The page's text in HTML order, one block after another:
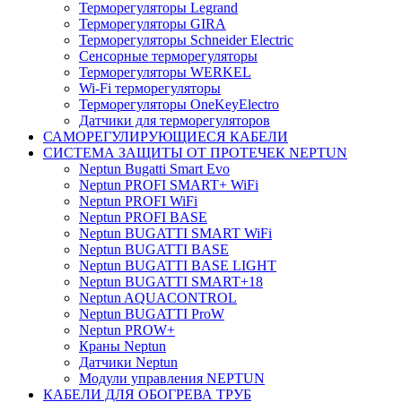
Терморегуляторы Legrand
Терморегуляторы GIRA
Терморегуляторы Schneider Electric
Сенсорные терморегуляторы
Терморегуляторы WERKEL
Wi-Fi терморегуляторы
Терморегуляторы OneKeyElectro
Датчики для терморегуляторов
САМОРЕГУЛИРУЮЩИЕСЯ КАБЕЛИ
СИСТЕМА ЗАЩИТЫ ОТ ПРОТЕЧЕК NEPTUN
Neptun Bugatti Smart Evo
Neptun PROFI SMART+ WiFi
Neptun PROFI WiFi
Neptun PROFI BASE
Neptun BUGATTI SMART WiFi
Neptun BUGATTI BASE
Neptun BUGATTI BASE LIGHT
Neptun BUGATTI SMART+18
Neptun AQUACONTROL
Neptun BUGATTI ProW
Neptun PROW+
Краны Neptun
Датчики Neptun
Модули управления NEPTUN
КАБЕЛИ ДЛЯ ОБОГРЕВА ТРУБ